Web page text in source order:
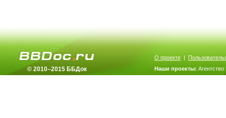
© 2010–2015 ББДок
О проекте |
Наши проекты: